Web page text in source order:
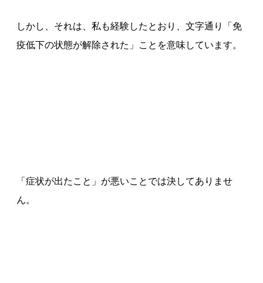
しかし、それは、私も経験したとおり、文字通り「免
疫低下の状態が解除された」ことを意味しています。
「症状が出たこと」が悪いことでは決してありませ
ん。